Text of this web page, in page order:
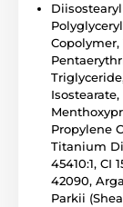
Copolymer,
Propylene
Titanium
45410:1, CI
42090,
Parkii